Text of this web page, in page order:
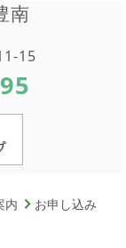
南
15
内
お申し込み